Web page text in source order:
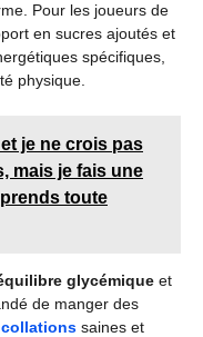
Pour les joueurs de
en sucres ajoutés et
spécifiques,
physique.
je ne crois pas
mais je fais une
toute
glycémique et
de manger des
collations saines et